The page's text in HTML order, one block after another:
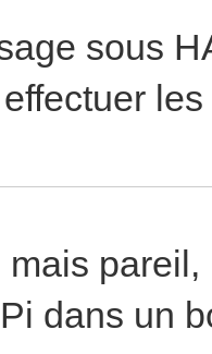
sous
dans un